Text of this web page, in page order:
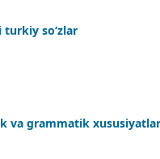
turkiy so‘zlar
va grammatik